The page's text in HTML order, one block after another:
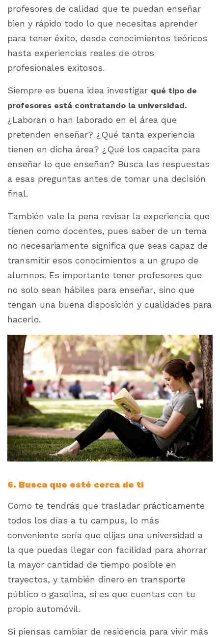
profesores de calidad que te puedan enseñar
bien y rápido todo lo que necesitas aprender
para tener éxito, desde conocimientos teóricos
hasta experiencias reales de otros
profesionales exitosos.
Siempre es buena idea investigar qué tipo de
profesores está contratando la universidad.
¿Laboran o han laborado en el área que
pretenden enseñar? ¿Qué tanta experiencia
tienen en dicha área? ¿Qué los capacita para
enseñar lo que enseñan? Busca las respuestas
a esas preguntas antes de tomar una decisión
final.
También vale la pena revisar la experiencia que
tienen como docentes, pues saber de un tema
no necesariamente significa que seas capaz de
transmitir esos conocimientos a un grupo de
alumnos. Es importante tener profesores que
no solo sean hábiles para enseñar, sino que
tengan una buena disposición y cualidades para
hacerlo.
6. Busca que esté cerca de ti
Como te tendrás que trasladar prácticamente
todos los días a tu campus, lo más
conveniente sería que elijas una universidad a
la que puedas llegar con facilidad para ahorrar
la mayor cantidad de tiempo posible en
trayectos, y también dinero en transporte
público o gasolina, si es que cuentas con tu
propio automóvil.
Si piensas cambiar de residencia para vivir más